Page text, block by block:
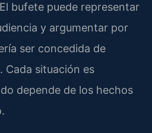
bufete puede representar
y argumentar por
ser concedida de
Cada situación es
depende de los hechos